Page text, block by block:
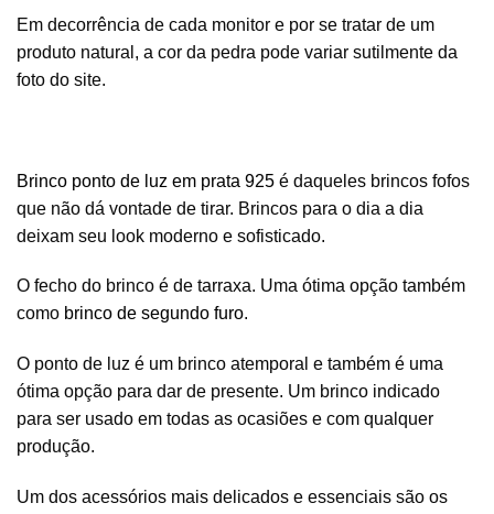
Em decorrência de cada monitor e por se tratar de um
produto natural, a cor da pedra pode variar sutilmente da
foto do site.
Brinco ponto de luz em prata 925 é daqueles brincos fofos
que não dá vontade de tirar. Brincos para o dia a dia
deixam seu look moderno e sofisticado.
O fecho do brinco é de tarraxa. Uma ótima opção também
como brinco de segundo furo.
O ponto de luz é um brinco atemporal e também é uma
ótima opção para dar de presente. Um brinco indicado
para ser usado em todas as ocasiões e com qualquer
produção.
Um dos acessórios mais delicados e essenciais são os